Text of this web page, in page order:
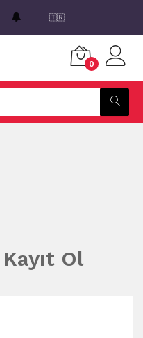
🇹🇷
0
Kayıt Ol